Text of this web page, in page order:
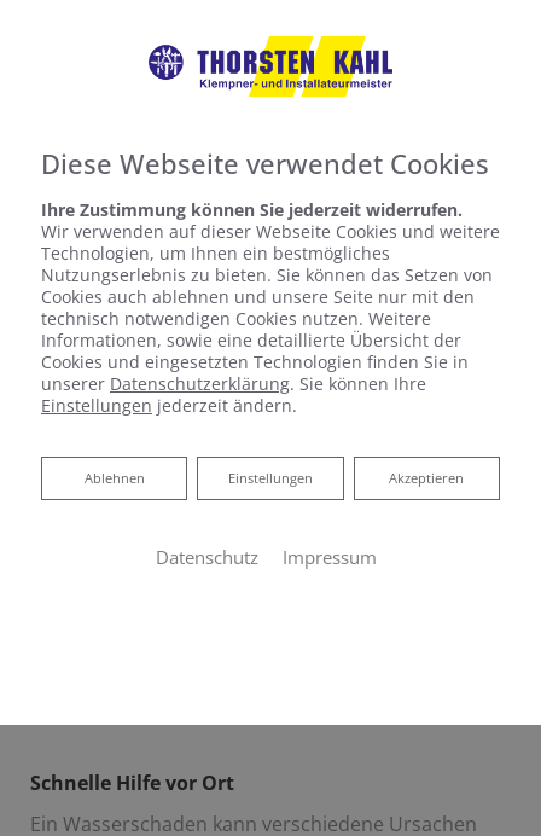
Klempnerei Kahl: Ihr Partner vor Ort in
Egal, wie der Wasserschaden entstanden ist: Eine
Schnelle Hilfe vor Ort
Ein Wasserschaden kann verschiedene Ursachen
Diese Webseite verwendet Cookies
Ihre Zustimmung können Sie jederzeit widerrufen.
Wir verwenden auf dieser Webseite Cookies und weitere
Technologien, um Ihnen ein bestmögliches
Nutzungserlebnis zu bieten. Sie können das Setzen von
Cookies auch ablehnen und unsere Seite nur mit den
technisch notwendigen Cookies nutzen. Weitere
Informationen, sowie eine detaillierte Übersicht der
Cookies und eingesetzten Technologien finden Sie in
unserer Datenschutzerklärung. Sie können Ihre
Einstellungen jederzeit ändern.
Akzeptieren
Einstellungen
Ablehnen
Ablehnen
Datenschutz Impressum